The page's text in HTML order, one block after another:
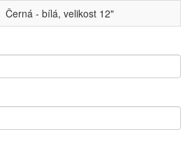
Černá - bílá, velikost 12"